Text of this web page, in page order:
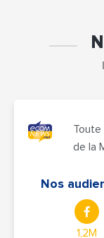
Toute
de la
Nos
1,2M